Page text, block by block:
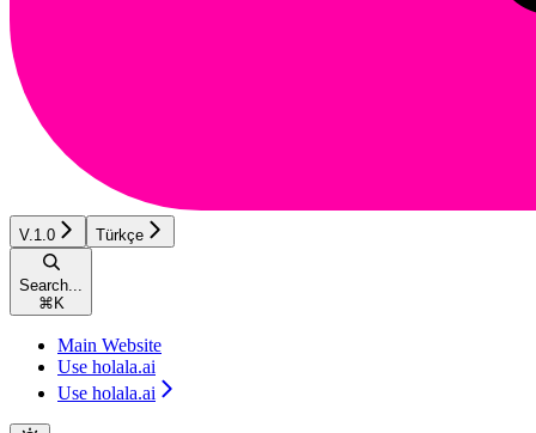
V.1.0 Türkçe
Search...
⌘ K
Main Website
Use holala.ai
Use holala.ai